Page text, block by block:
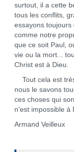
surtout, il a cette
tous les conflits,
essayons
comme notre
que ce soit Paul,
vie ou la mort...
Christ est à Dieu.
Tout cela est
nous le savons
ces choses qui
n'est impossible à
Armand Veilleux